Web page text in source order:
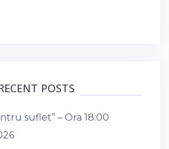
POSTS
suflet” – Ora 18:00